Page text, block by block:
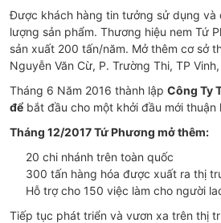
Được khách hàng tin tưởng sử dụng và
lượng sản phẩm. Thương hiệu nem Tứ
sản xuất 200 tấn/năm. Mở thêm cơ sở
Nguyễn Văn Cừ, P. Trường Thi, TP
Tháng 6 Năm 2016 thành lập Công Ty
để bắt đầu cho một khởi đầu mới thuận
Tháng 12/2017 Tứ Phương mở thêm:
20 chi nhánh trên toàn quốc
300 tấn hàng hóa được xuất ra thị
Hỗ trợ cho 150 việc làm cho người
Tiếp tục phát triển và vươn xa trên thị